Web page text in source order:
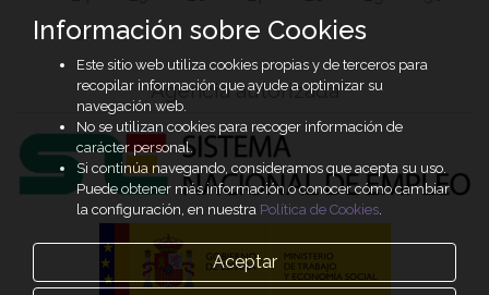
31
Agencia autorizada
Información sobre Cookies
Este sitio web utiliza cookies propias y de terceros para
recopilar información que ayude a optimizar su
navegación web.
No se utilizan cookies para recoger información de
carácter personal.
Si continúa navegando, consideramos que acepta su uso.
Puede obtener más información o conocer cómo cambiar
la configuración, en nuestra Política de Cookies.
Aceptar